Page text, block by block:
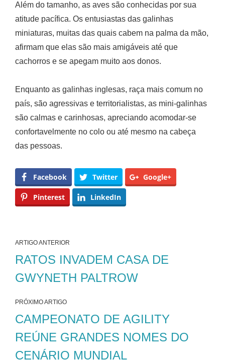
Além do tamanho, as aves são conhecidas por sua
atitude pacífica. Os entusiastas das galinhas
miniaturas, muitas das quais cabem na palma da mão,
afirmam que elas são mais amigáveis até que
cachorros e se apegam muito aos donos.
Enquanto as galinhas inglesas, raça mais comum no
país, são agressivas e territorialistas, as mini-galinhas
são calmas e carinhosas, apreciando acomodar-se
confortavelmente no colo ou até mesmo na cabeça
das pessoas.
Facebook Twitter Google+
Pinterest LinkedIn
ARTIGO ANTERIOR
RATOS INVADEM CASA DE
GWYNETH PALTROW
PRÓXIMO ARTIGO
CAMPEONATO DE AGILITY
REÚNE GRANDES NOMES DO
CENÁRIO MUNDIAL